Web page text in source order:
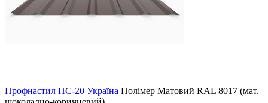
Профнастил ПС-20 Україна Полімер Матовий RAL 8017 (мат.